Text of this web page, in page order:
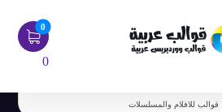
0
قوالب للافلام والمسلسلات